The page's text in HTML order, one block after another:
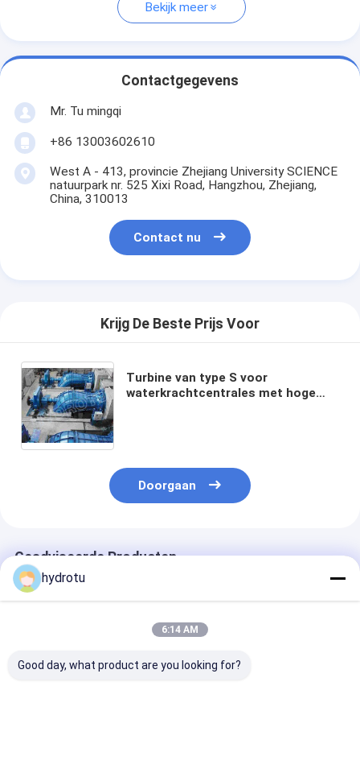
Bekijk meer
Contactgegevens
Mr. Tu mingqi
+86 13003602610
West A - 413, provincie Zhejiang University SCIENCE
natuurpark nr. 525 Xixi Road, Hangzhou, Zhejiang,
China, 310013
Contact nu
Krijg De Beste Prijs Voor
Turbine van type S voor
waterkrachtcentrales met hoge
Doorgaan
Geadviseerde Producten
hydrotu
6:14 AM
Good day, what product are you looking for?